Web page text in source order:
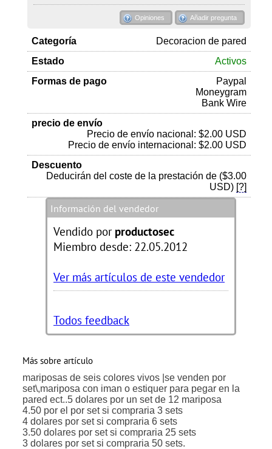
Opiniones Añadir pregunta
Categoría
Decoracion de pared
Estado
Activos
Formas de pago
Paypal
Moneygram
Bank Wire
precio de envío
Precio de envío nacional: $2.00 USD
Precio de envío internacional: $2.00 USD
Descuento
Deducirán del coste de la prestación de ($3.00
USD) [?]
Información del vendedor
Vendido por productosec
Miembro desde: 22.05.2012
Ver más artículos de este vendedor
Todos feedback
Más sobre artículo
mariposas de seis colores vivos |se venden por
set\,mariposa con iman o estiquer para pegar en la
pared ect..5 dolares por un set de 12 mariposa
4.50 por el por set si compraria 3 sets
4 dolares por set si compraria 6 sets
3.50 dolares por set si compraria 25 sets
3 dolares por set si compraria 50 sets.